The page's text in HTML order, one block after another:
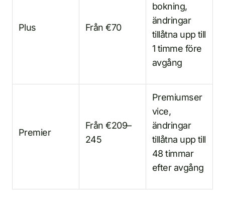
Plus Från €70
bokning,
ändringar
tillåtna upp till
1 timme före
avgång
Premier
Från €209–
245
Premiumser
vice,
ändringar
tillåtna upp till
48 timmar
efter avgång